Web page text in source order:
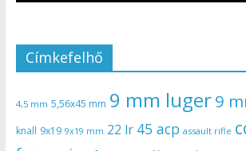
Címkefelhő
4,5 mm 5,56x45 mm 9 mm luger9
knall 9x19 9x19 mm 22 lr 45 acp assault rifle